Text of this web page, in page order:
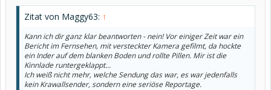
Zitat von Maggy63: ↑
Kann ich dir ganz klar beantworten - nein! Vor einiger Zeit war ein
Bericht im Fernsehen, mit versteckter Kamera gefilmt, da hockte
ein Inder auf dem blanken Boden und rollte Pillen. Mir ist die
Kinnlade runtergeklappt...
Ich weiß nicht mehr, welche Sendung das war, es war jedenfalls
kein Krawallsender, sondern eine seriöse Reportage.